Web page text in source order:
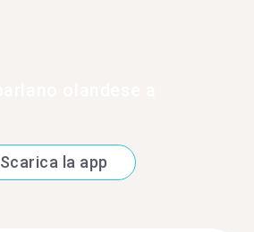
Scarica la app